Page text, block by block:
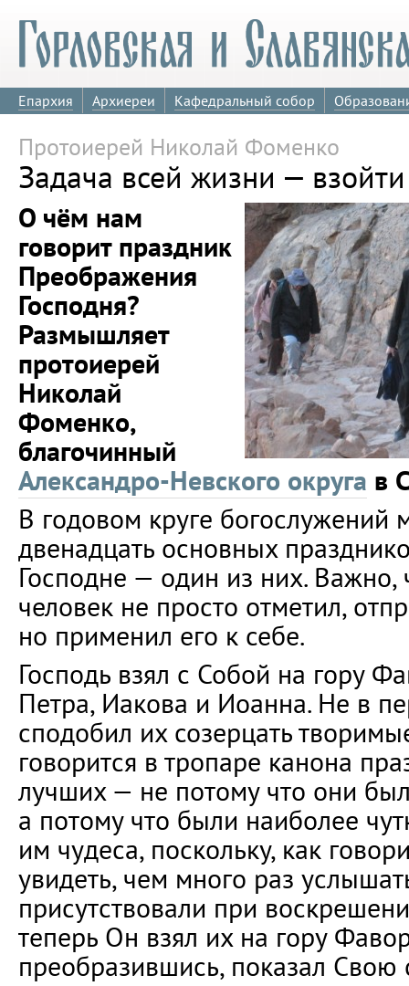
Епархия Архиереи Кафедральный собор
Протоиерей Николай Фоменко
Задача всей жизни —
О чём нам
говорит праздник
Преображения
Господня?
Размышляет
протоиерей
Николай
Фоменко,
благочинный
Александро-Невского округа в
В годовом круге богослужений
двенадцать основных
Господне — один из них.
человек не просто отметил,
но применил его к себе.
Господь взял с Собой на гору
Петра, Иакова и Иоанна. Не в
сподобил их созерцать
говорится в тропаре канона
лучших — не потому что они
а потому что были наиболее
им чудеса, поскольку, как
увидеть, чем много раз
присутствовали при
теперь Он взял их на гору
преобразившись, показал Свою